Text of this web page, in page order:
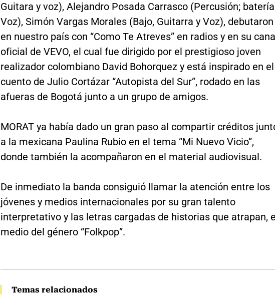
Guitara y voz), Alejandro Posada Carrasco (Percusión;
Voz), Simón Vargas Morales (Bajo, Guitarra y Voz), debutaron
en nuestro país con “Como Te Atreves” en radios y en su
oficial de VEVO, el cual fue dirigido por el prestigioso joven
realizador colombiano David Bohorquez y está inspirado en el
cuento de Julio Cortázar “Autopista del Sur”, rodado en las
afueras de Bogotá junto a un grupo de amigos.
MORAT ya había dado un gran paso al compartir créditos
a la mexicana Paulina Rubio en el tema “Mi Nuevo Vicio”,
donde también la acompañaron en el material audiovisual.
De inmediato la banda consiguió llamar la atención entre los
jóvenes y medios internacionales por su gran talento
interpretativo y las letras cargadas de historias que atrapan,
medio del género “Folkpop”.
Temas relacionados